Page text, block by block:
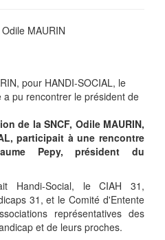
MAURIN
pour HANDI-SOCIAL, le
a pu rencontrer le président de
de la SNCF, Odile MAURIN,
participait à une rencontre
Pepy, président du
Handi-Social, le CIAH 31,
31, et le Comité d'Entente
représentatives des
et de leurs proches.